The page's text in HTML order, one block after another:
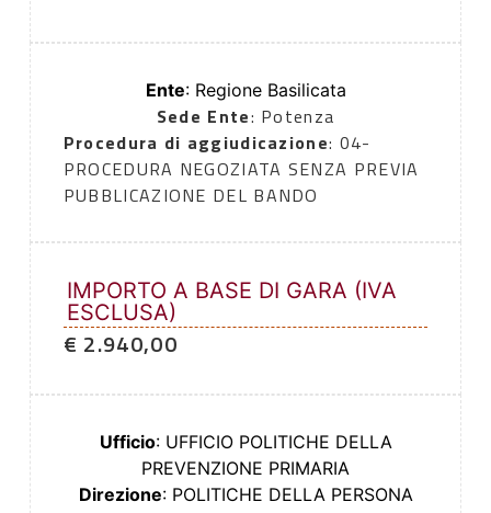
Ente: Regione Basilicata
Sede Ente: Potenza
Procedura di aggiudicazione: 04-
PROCEDURA NEGOZIATA SENZA PREVIA
PUBBLICAZIONE DEL BANDO
IMPORTO A BASE DI GARA (IVA
ESCLUSA)
€ 2.940,00
Ufficio: UFFICIO POLITICHE DELLA
PREVENZIONE PRIMARIA
Direzione: POLITICHE DELLA PERSONA